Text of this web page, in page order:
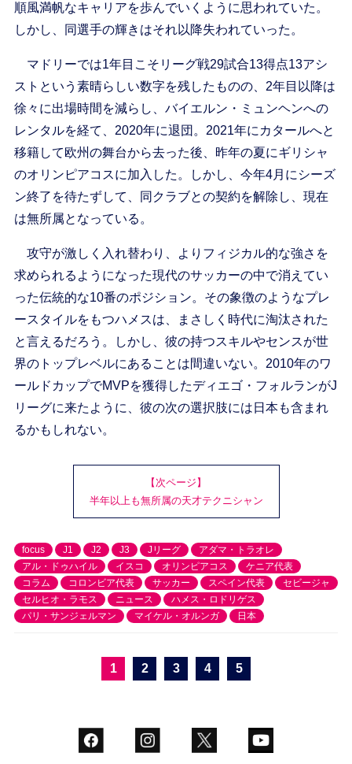
順風満帆なキャリアを歩んでいくように思われていた。
しかし、同選手の輝きはそれ以降失われていった。
マドリーでは1年目こそリーグ戦29試合13得点13アシ
ストという素晴らしい数字を残したものの、2年目以降は
徐々に出場時間を減らし、バイエルン・ミュンヘンへの
レンタルを経て、2020年に退団。2021年にカタールへと
移籍して欧州の舞台から去った後、昨年の夏にギリシャ
のオリンピアコスに加入した。しかし、今年4月にシーズ
ン終了を待たずして、同クラブとの契約を解除し、現在
は無所属となっている。
攻守が激しく入れ替わり、よりフィジカル的な強さを
求められるようになった現代のサッカーの中で消えてい
った伝統的な10番のポジション。その象徴のようなプレ
ースタイルをもつハメスは、まさしく時代に淘汰された
と言えるだろう。しかし、彼の持つスキルやセンスが世
界のトップレベルにあることは間違いない。2010年のワ
ールドカップでMVPを獲得したディエゴ・フォルランがJ
リーグに来たように、彼の次の選択肢には日本も含まれ
るかもしれない。
【次ページ】
半年以上も無所属の天才テクニシャン
focus J1 J2 J3 Jリーグ
アダマ・トラオレ
アル・ドゥハイル
イスコ オリンピアコス
ケニア代表
コラム
コロンビア代表 サッカー スペイン代表
セビージャ
セルヒオ・ラモス
ニュース
ハメス・ロドリゲス
パリ・サンジェルマン
マイケル・オルンガ 日本
1 2 3 4 5